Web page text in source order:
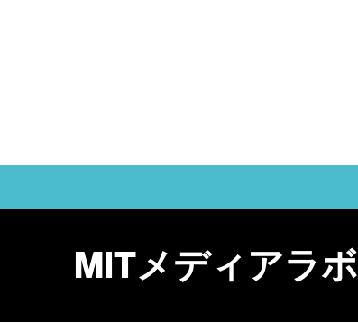
MITメディアラボ